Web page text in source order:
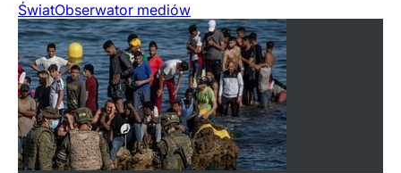
ŚwiatObserwator mediów